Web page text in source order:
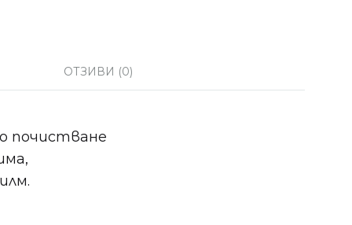
ОТЗИВИ (0)
почистване